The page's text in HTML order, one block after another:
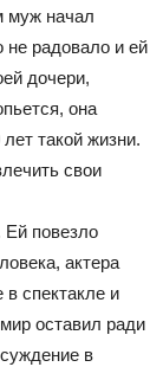
муж начал
не радовало и ей
дочери,
она
такой жизни.
свои
Ей повезло
актера
спектакле и
оставил ради
в